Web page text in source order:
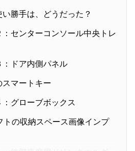
勝手は、どうだった？
センターコンソール中央トレ
：ドア内側パネル
スマートキー
グローブボックス
トの収納スペース画像インプ